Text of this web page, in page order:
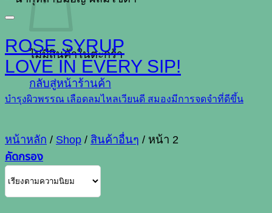
ไม่มีสินค้าในตะกร้า
กลับสู่หน้าร้านค้า
ROSE SYRUP
LOVE IN EVERY SIP!
บำรุงผิวพรรณ เลือดลมไหลเวียนดี สมองมีการจดจำที่ดีขึ้น
หน้าหลัก / Shop / สินค้าอื่นๆ / หน้า 2
คัดกรอง